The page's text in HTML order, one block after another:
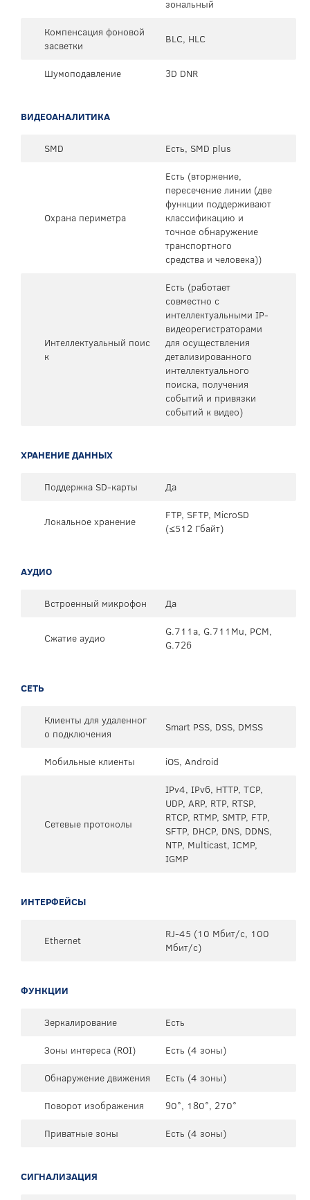
зональный
Компенсация фоновой
засветки
BLC, HLC
Шумоподавление 3D DNR
ВИДЕОАНАЛИТИКА
SMD Есть, SMD plus
Охрана периметра
Есть (вторжение,
пересечение линии (две
функции поддерживают
классификацию и
точное обнаружение
транспортного
средства и человека))
Интеллектуальный поис
к
Есть (работает
совместно с
интеллектуальными IP-
видеорегистраторами
для осуществления
детализированного
интеллектуального
поиска, получения
событий и привязки
событий к видео)
ХРАНЕНИЕ ДАННЫХ
Поддержка SD-карты Да
Локальное хранение
FTP, SFTP, MicroSD
(≤512 Гбайт)
АУДИО
Встроенный микрофон Да
Сжатие аудио
G.711a, G.711Mu, PCM,
G.726
СЕТЬ
Клиенты для удаленног
о подключения
Smart PSS, DSS, DMSS
Мобильные клиенты iOS, Android
Сетевые протоколы
IPv4, IPv6, HTTP, TCP,
UDP, ARP, RTP, RTSP,
RTCP, RTMP, SMTP, FTP,
SFTP, DHCP, DNS, DDNS,
NTP, Multicast, ICMP,
IGMP
ИНТЕРФЕЙСЫ
Ethernet
RJ-45 (10 Мбит/с, 100
Мбит/с)
ФУНКЦИИ
Зеркалирование
Есть
Зоны интереса (ROI)
Есть (4 зоны)
Обнаружение движения
Есть (4 зоны)
Поворот изображения
90°, 180°, 270°
Приватные зоны
Есть (4 зоны)
СИГНАЛИЗАЦИЯ